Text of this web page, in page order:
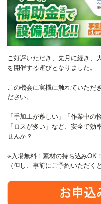
ご好評いただき、先月に続き、
を開催する運びとなりました。
この機会に実機に触れていただ
ださい。
「手加工が難しい」「作業中の
「ロスが多い」など、安全で効
せんか？
※入場無料！素材の持ち込みOK
（但し、事前にご予約いただく